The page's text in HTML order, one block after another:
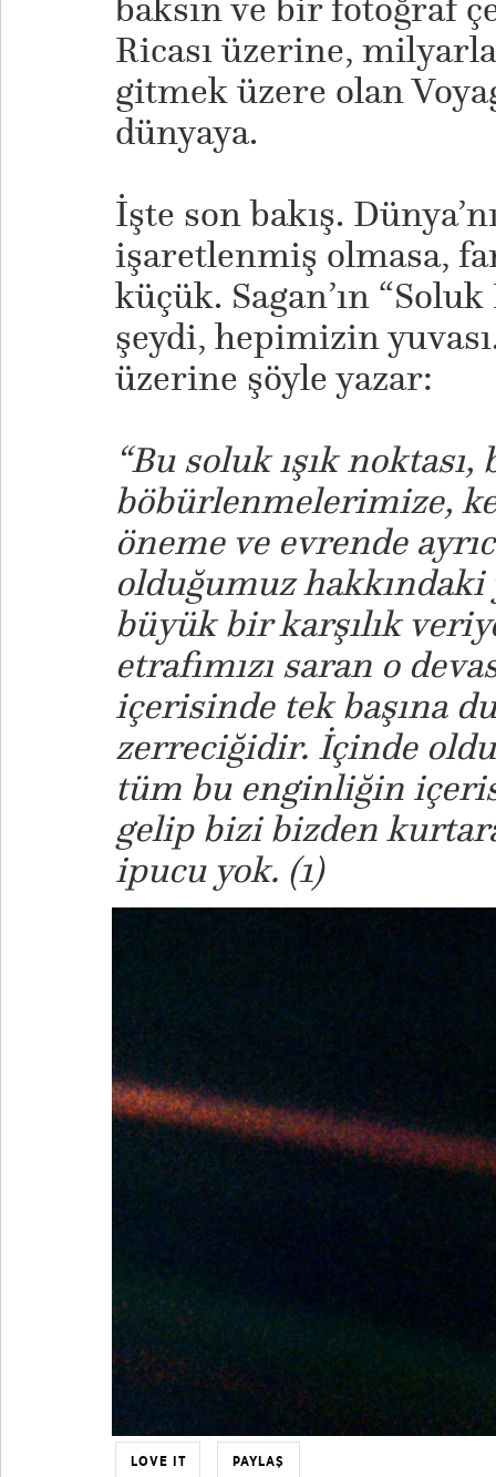
Ricası üzerine,
gitmek üzere olan
dünyaya.
İşte son bakış.
işaretlenmiş olmasa,
küçük. Sagan’ın
şeydi, hepimizin
üzerine şöyle yazar:
“Bu soluk ışık
böbürlenmelerimize,
öneme ve evrende
olduğumuz hakkındaki
büyük bir karşılık
etrafımızı saran o
içerisinde tek başına
zerreciğidir. İçinde
tüm bu enginliğin
gelip bizi bizden
ipucu yok. (1)
LOVE IT PAYLAŞ